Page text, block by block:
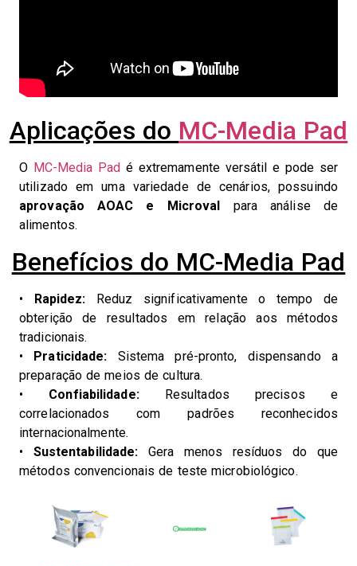
Aplicações do MC-Media Pad
O MC-Media Pad é extremamente versátil e pode ser
utilizado em uma variedade de cenários, possuindo
aprovação AOAC e Microval
para análise de
alimentos.
Benefícios do MC-Media Pad
• Rapidez: Reduz significativamente o tempo de
obterição de resultados em relação aos métodos
tradicionais.
• Praticidade: Sistema pré-pronto, dispensando a
preparação de meios de cultura.
• Confiabilidade:Resultados precisos e
correlacionados com padrões reconhecidos
internacionalmente.
• Sustentabilidade: Gera menos resíduos do que
métodos convencionais de teste microbiológico.